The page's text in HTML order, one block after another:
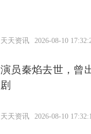
天天资讯 2026-08-10
演员秦焰去世，曾
剧
天天资讯 2026-08-10